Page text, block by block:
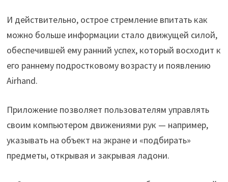
И действительно, острое стремление впитать как
можно больше информации стало движущей силой,
обеспечившей ему ранний успех, который восходит к
его раннему подростковому возрасту и появлению
Airhand.
Приложение позволяет пользователям управлять
своим компьютером движениями рук — например,
указывать на объект на экране и «подбирать»
предметы, открывая и закрывая ладони.